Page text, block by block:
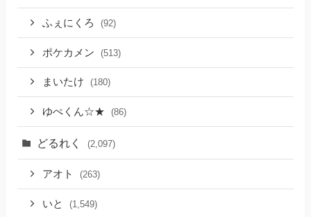
ふぇにくろ (92)
ポケカメン (513)
まいたけ (180)
ゆぺくん☆★ (86)
どるれく (2,097)
アオト (263)
いと (1,549)